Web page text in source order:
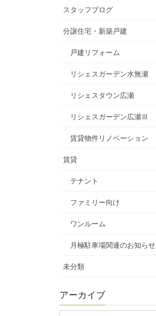
スタッフブログ
分譲住宅・新築戸建
戸建リフォーム
リシェスガーデン水無瀬
リシェスタウン広瀬
リシェスガーデン広瀬Ⅲ
賃貸物件リノベーション
賃貸
テナント
ファミリー向け
ワンルーム
月極駐車場関連のお知らせ
未分類
アーカイブ
ア